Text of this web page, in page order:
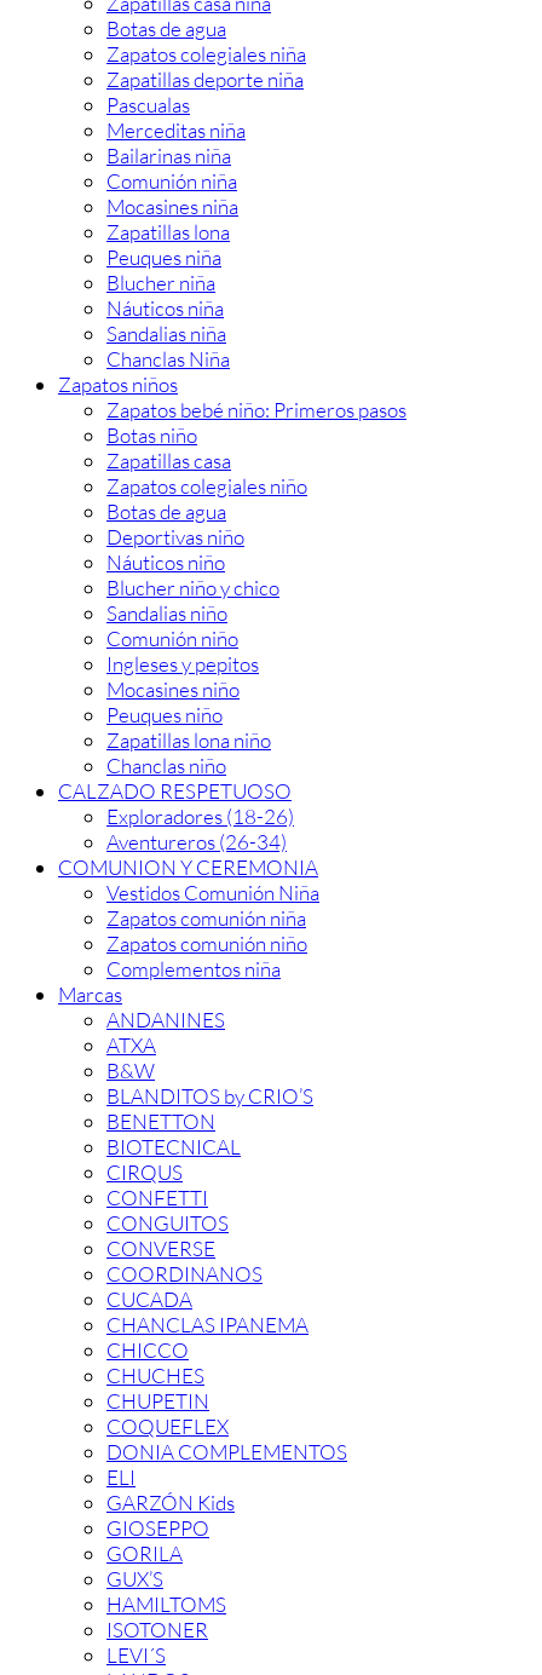
Botas de agua
Zapatos colegiales niña
Zapatillas deporte niña
Pascualas
Merceditas niña
Bailarinas niña
Comunión niña
Mocasines niña
Zapatillas lona
Peuques niña
Blucher niña
Náuticos niña
Sandalias niña
Chanclas Niña
Zapatos niños
Zapatos bebé niño: Primeros pasos
Botas niño
Zapatillas casa
Zapatos colegiales niño
Botas de agua
Deportivas niño
Náuticos niño
Blucher niño y chico
Sandalias niño
Comunión niño
Ingleses y pepitos
Mocasines niño
Peuques niño
Zapatillas lona niño
Chanclas niño
CALZADO RESPETUOSO
Exploradores (18-26)
Aventureros (26-34)
COMUNION Y CEREMONIA
Vestidos Comunión Niña
Zapatos comunión niña
Zapatos comunión niño
Complementos niña
Marcas
ANDANINES
ATXA
B&W
BLANDITOS by CRIO’S
BENETTON
BIOTECNICAL
CIRQUS
CONFETTI
CONGUITOS
CONVERSE
COORDINANOS
CUCADA
CHANCLAS IPANEMA
CHICCO
CHUCHES
CHUPETIN
COQUEFLEX
DONIA COMPLEMENTOS
ELI
GARZÓN Kids
GIOSEPPO
GORILA
GUX’S
HAMILTOMS
ISOTONER
LEVI´S